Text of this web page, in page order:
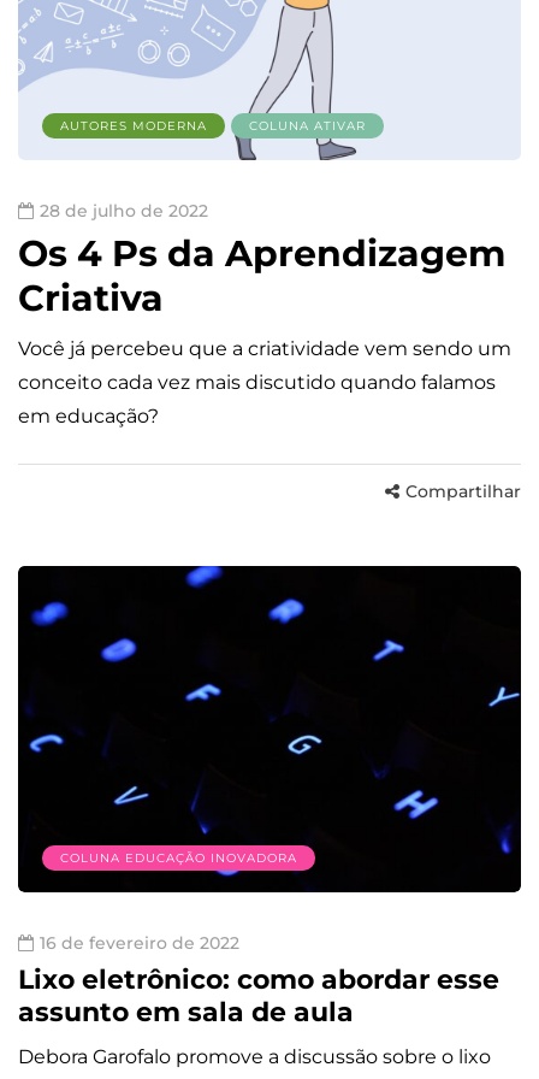
AUTORES MODERNA COLUNA ATIVAR
28 de julho de 2022
Os 4 Ps da Aprendizagem
Criativa
Você já percebeu que a criatividade vem sendo um
conceito cada vez mais discutido quando falamos
em educação?
Compartilhar
COLUNA EDUCAÇÃO INOVADORA
16 de fevereiro de 2022
Lixo eletrônico: como abordar esse
assunto em sala de aula
Debora Garofalo promove a discussão sobre o lixo